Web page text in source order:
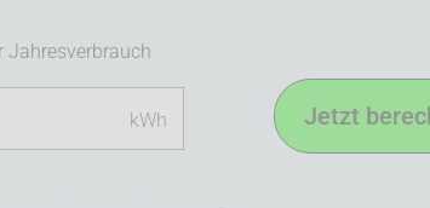
Jahresverbrauch
kWh